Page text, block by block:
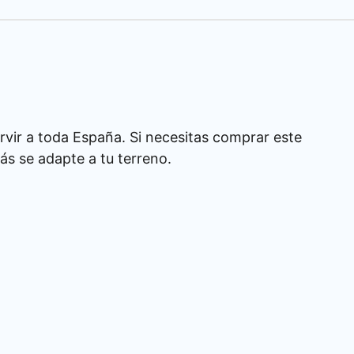
a toda España. Si necesitas comprar este
se adapte a tu terreno.